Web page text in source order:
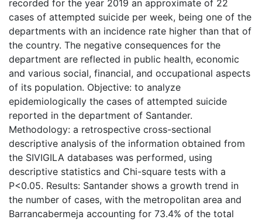
recorded for the year 2019 an approximate of 22
cases of attempted suicide per week, being one of the
departments with an incidence rate higher than that of
the country. The negative consequences for the
department are reflected in public health, economic
and various social, financial, and occupational aspects
of its population. Objective: to analyze
epidemiologically the cases of attempted suicide
reported in the department of Santander.
Methodology: a retrospective cross-sectional
descriptive analysis of the information obtained from
the SIVIGILA databases was performed, using
descriptive statistics and Chi-square tests with a
P<0.05. Results: Santander shows a growth trend in
the number of cases, with the metropolitan area and
Barrancabermeja accounting for 73.4% of the total